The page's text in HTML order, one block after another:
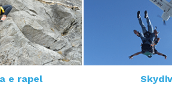
e rapel